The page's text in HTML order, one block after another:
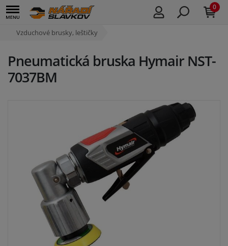
0
Vzduchové brusky, leštičky
Pneumatická bruska Hymair NST-
7037BM